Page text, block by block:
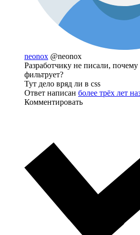
neonox @neonox
Разработчику не писали, почему
фильтрует?
Тут дело вряд ли в css
Ответ написан более трёх лет
Комментировать